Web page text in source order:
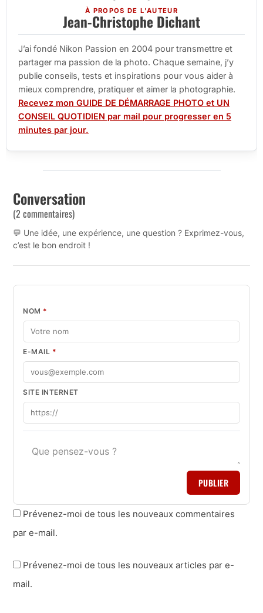
À PROPOS DE L'AUTEUR
Jean-Christophe Dichant
J’ai fondé Nikon Passion en 2004 pour transmettre et
partager ma passion de la photo. Chaque semaine, j’y
publie conseils, tests et inspirations pour vous aider à
mieux comprendre, pratiquer et aimer la photographie.
Recevez mon GUIDE DE DÉMARRAGE PHOTO et UN
CONSEIL QUOTIDIEN par mail pour progresser en 5
minutes par jour.
Conversation
(2 commentaires)
💬 Une idée, une expérience, une question ? Exprimez-vous,
c’est le bon endroit !
NOM *
E-MAIL *
SITE INTERNET
PUBLIER
Prévenez-moi de tous les nouveaux commentaires
par e-mail.
Prévenez-moi de tous les nouveaux articles par e-
mail.